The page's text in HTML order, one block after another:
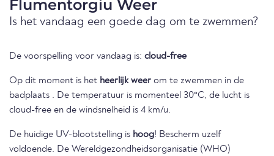
Flumentorgiu Weer
Is het vandaag een goede dag om te zwemmen?
De voorspelling voor vandaag is: cloud-free
Op dit moment is het heerlijk weer om te zwemmen in de
badplaats . De temperatuur is momenteel 30°C, de lucht is
cloud-free en de windsnelheid is 4 km/u.
De huidige UV-blootstelling is hoog! Bescherm uzelf
voldoende. De Wereldgezondheidsorganisatie (WHO)